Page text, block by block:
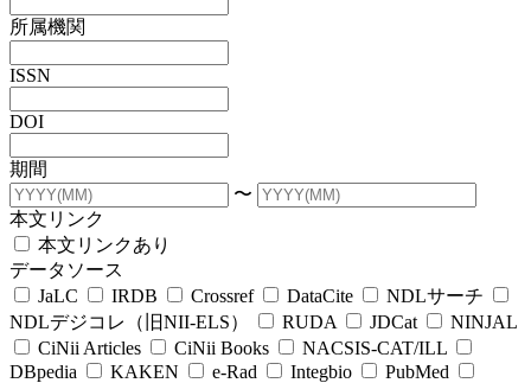
所属機関
ISSN
DOI
期間
〜
本文リンク
本文リンクあり
データソース
JaLC
IRDB Crossref DataCite
NDLサーチ
NDLデジコレ（旧NII-ELS）
RUDA JDCat
NINJAL
CiNii Articles
CiNii Books
NACSIS-CAT/ILL
DBpedia
KAKEN e-Rad Integbio
PubMed